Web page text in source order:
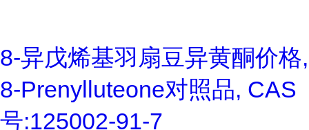
8-异戊烯基羽扇豆异黄酮价格,
8-Prenylluteone对照品, CAS
号:125002-91-7